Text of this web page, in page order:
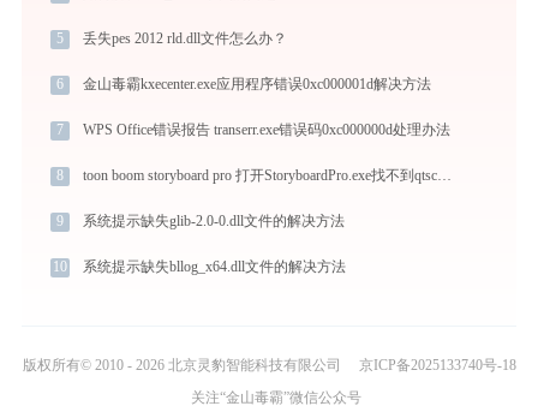
5 丢失pes 2012 rld.dll文件怎么办？
6 金山毒霸kxecenter.exe应用程序错误0xc000001d解决方法
7 WPS Office错误报告 transerr.exe错误码0xc000000d处理办法
8 toon boom storyboard pro 打开StoryboardPro.exe找不到qtscript4.dll怎么办
9 系统提示缺失glib-2.0-0.dll文件的解决方法
10 系统提示缺失bllog_x64.dll文件的解决方法
版权所有© 2010 - 2026 北京灵豹智能科技有限公司
京ICP备2025133740号-18
关注“金山毒霸”微信公众号